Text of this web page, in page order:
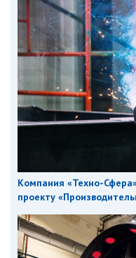
Компания «Техно-
проекту